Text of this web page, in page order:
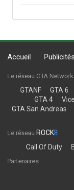
Accueil Publicités
Le réseau GTA
GTANF GTA 6
GTA 4
GTA San Andreas
Le réseau ROCK8
Call Of Duty
Partenaires